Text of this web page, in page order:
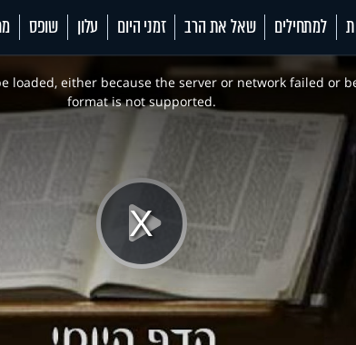
למתחילים שאל את הרב זמני היום עלון שופס
Play
loaded, either because the server or network failed or
format is not supported.